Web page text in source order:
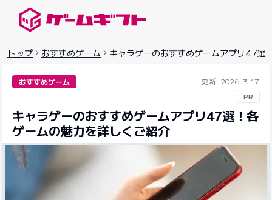
トップ おすすめゲーム キャラゲーのおすすめゲームアプリ47選
おすすめゲーム
更新: 2026.3.17
PR
キャラゲーのおすすめゲームアプリ47選！各
ゲームの魅力を詳しくご紹介